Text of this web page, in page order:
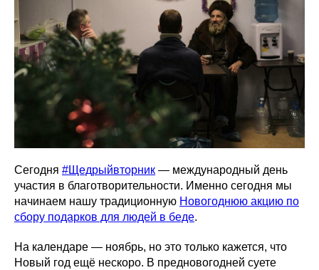
Сегодня #Щедрыйвторник — международный день
участия в благотворительности. Именно сегодня мы
начинаем нашу традиционную Новогоднюю акцию по
сбору подарков для людей в беде.
На календаре — ноябрь, но это только кажется, что
Новый год ещё нескоро. В предновогодней суете